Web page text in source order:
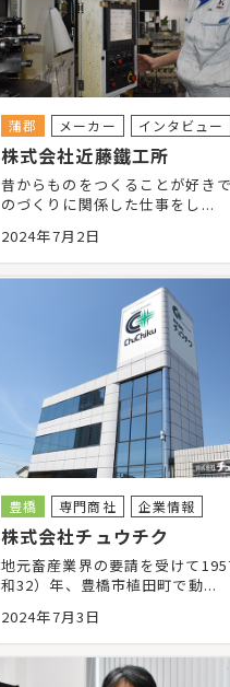
蒲郡 メーカー インタビュー
株式会社近藤鐵工所
昔からものをつくることが好き
のづくりに関係した仕事をし...
2024年7月2日
豊橋 専門商社 企業情報
株式会社チュウチク
地元畜産業界の要請を受けて
和32）年、豊橋市植田町で動...
2024年7月3日